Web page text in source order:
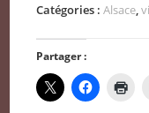
Abymes
blanc
Perceval
Catégories :Alsace ,
Partager :